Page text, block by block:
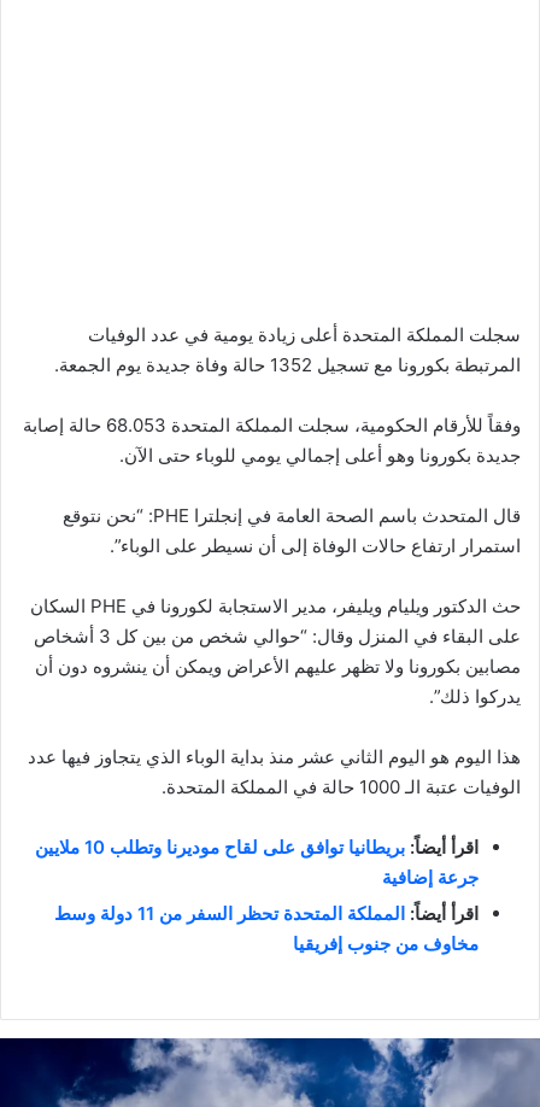
سجلت المملكة المتحدة أعلى زيادة يومية في عدد الوفيات
المرتبطة بكورونا مع تسجيل 1352 حالة وفاة جديدة يوم الجمعة.
وفقاً للأرقام الحكومية، سجلت المملكة المتحدة 68.053 حالة إصابة
جديدة بكورونا وهو أعلى إجمالي يومي للوباء حتى الآن.
قال المتحدث باسم الصحة العامة في إنجلترا PHE: “نحن نتوقع
استمرار ارتفاع حالات الوفاة إلى أن نسيطر على الوباء”.
حث الدكتور ويليام ويليفر، مدير الاستجابة لكورونا في PHE السكان
على البقاء في المنزل وقال: “حوالي شخص من بين كل 3 أشخاص
مصابين بكورونا ولا تظهر عليهم الأعراض ويمكن أن ينشروه دون أن
يدركوا ذلك”.
هذا اليوم هو اليوم الثاني عشر منذ بداية الوباء الذي يتجاوز فيها عدد
الوفيات عتبة الـ 1000 حالة في المملكة المتحدة.
اقرأ أيضاً:
بريطانيا توافق على لقاح موديرنا وتطلب 10 ملايين
جرعة إضافية
اقرأ أيضاً:
المملكة المتحدة تحظر السفر من 11 دولة وسط
مخاوف من جنوب إفريقيا